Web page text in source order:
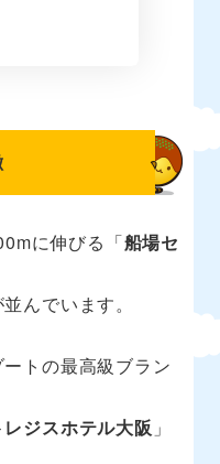
に伸びる「船場セ
んでいます。
トの最高級ブラン
ジスホテル大阪 」